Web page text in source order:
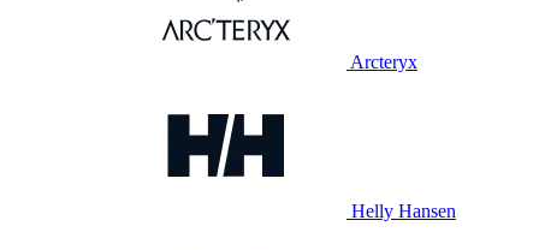
Arcteryx
Helly Hansen